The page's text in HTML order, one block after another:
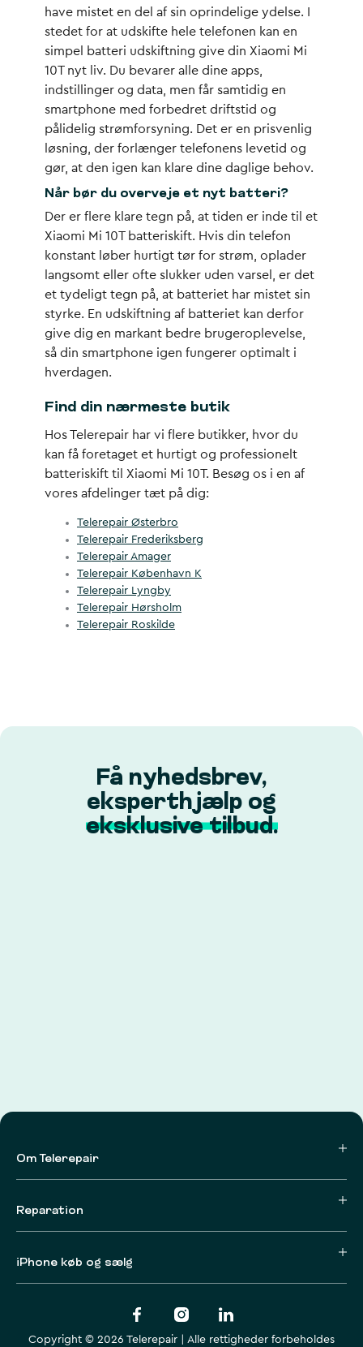
have mistet en del af sin oprindelige ydelse. I
stedet for at udskifte hele telefonen kan en
simpel batteri udskiftning give din Xiaomi Mi
10T nyt liv. Du bevarer alle dine apps,
indstillinger og data, men får samtidig en
smartphone med forbedret driftstid og
pålidelig strømforsyning. Det er en prisvenlig
løsning, der forlænger telefonens levetid og
gør, at den igen kan klare dine daglige behov.
Når bør du overveje et nyt batteri?
Der er flere klare tegn på, at tiden er inde til et
Xiaomi Mi 10T batteriskift. Hvis din telefon
konstant løber hurtigt tør for strøm, oplader
langsomt eller ofte slukker uden varsel, er det
et tydeligt tegn på, at batteriet har mistet sin
styrke. En udskiftning af batteriet kan derfor
give dig en markant bedre brugeroplevelse,
så din smartphone igen fungerer optimalt i
hverdagen.
Find din nærmeste butik
Hos Telerepair har vi flere butikker, hvor du
kan få foretaget et hurtigt og professionelt
batteriskift til Xiaomi Mi 10T. Besøg os i en af
vores afdelinger tæt på dig:
Telerepair Østerbro
Telerepair Frederiksberg
Telerepair Amager
Telerepair København K
Telerepair Lyngby
Telerepair Hørsholm
Telerepair Roskilde
Få nyhedsbrev,
eksperthjælp og
eksklusive tilbud.
Om Telerepair
Reparation
iPhone køb og sælg
Copyright © 2026 Telerepair | Alle rettigheder forbeholdes